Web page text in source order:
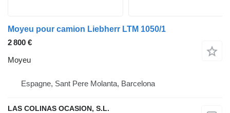
Moyeu pour camion Liebherr LTM 1050/1
2 800 €
Moyeu
Espagne, Sant Pere Molanta, Barcelona
LAS COLINAS OCASION, S.L.